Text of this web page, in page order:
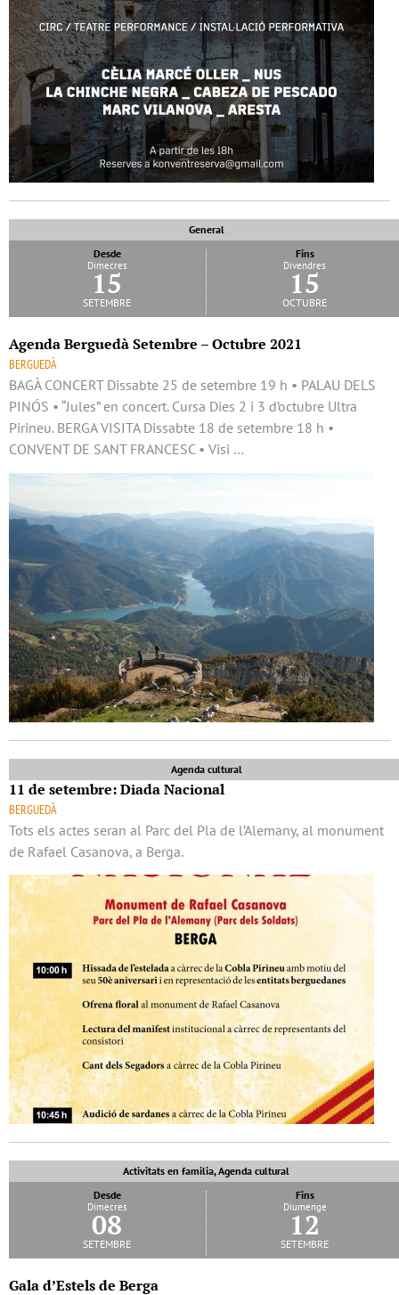
General
Desde
Dimecres
15
setembre
Fins
Divendres
15
octubre
Agenda Berguedà Setembre – Octubre 2021
BERGUEDÀ
BAGÀ CONCERT Dissabte 25 de setembre 19 h • PALAU DELS
PINÓS • “Jules” en concert. Cursa Dies 2 i 3 d’octubre Ultra
Pirineu. BERGA VISITA Dissabte 18 de setembre 18 h •
CONVENT DE SANT FRANCESC • Visi …
Agenda cultural
11 de setembre: Diada Nacional
BERGUEDÀ
Tots els actes seran al Parc del Pla de l’Alemany, al monument
de Rafael Casanova, a Berga.
Activitats en familia, Agenda cultural
Desde
Dimecres
08
setembre
Fins
Diumenge
12
setembre
Gala d’Estels de Berga